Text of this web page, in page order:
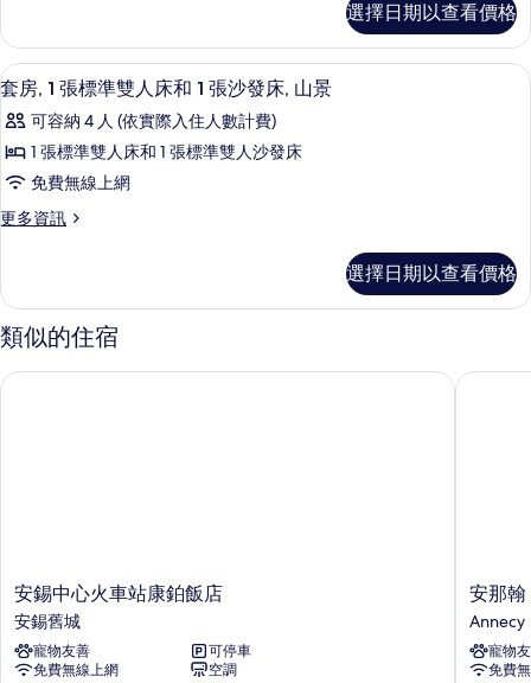
相
片
張
標
準
雙
人
床
和
沙
發
的
套
房,
1
標
準
人
床
和
沙
床
詳
選擇日期以查看價格
顯
示
套
房,
張
準
雙
人
床
山
景
的
套房, 1 張標準雙人床和 1 張沙發床,
5
套房, 1 張標準雙人床和 1 張沙發床, 山景
可容納 4 人 (依實際入住人數計費)
1 張標準雙人床和 1 張標準雙人沙發床
免費無線上網
更多資訊
更
1
張
標
雙
的
詳
情
選擇日期以查看價格
類似的住宿
安
錫
中
心
火
安錫中心火車站康鉑飯店
安錫舊城
寵物友善
可停車
免費無線上網
空調
安錫中心火車站康鉑飯店
安
那
翰
Moxy
飯
安那
Annecy
寵物
免費
安那翰